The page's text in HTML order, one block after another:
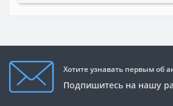
Хотите узнавать первым об
Подпишитесь на нашу